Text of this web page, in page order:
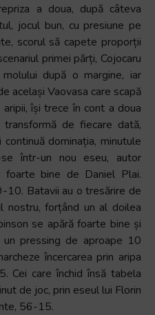
a doua, după câteva
jocul bun, cu presiune pe
scorul să capete proporții
primei părți, Cojocaru
după o margine, iar
același Vaovasa care scapă
își trece în cont a doua
de fiecare dată,
dominația, minutule
într-un nou eseu, autor
foarte bine de Daniel Plai.
10. Batavii au o tresărire de
forțând un al doilea
se apără foarte bine și
pressing de aproape 10
încercarea prin aripa
Cei care închid însă tabela
de joc, prin eseul lui Florin
56-15.